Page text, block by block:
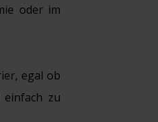
oder im
egal ob
zu